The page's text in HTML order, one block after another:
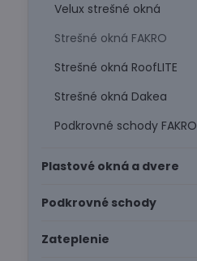
Velux strešné okná
Strešné okná FAKRO
Strešné okná RoofLITE
Strešné okná Dakea
Podkrovné schody FAKRO
Plastové okná a dvere
Podkrovné schody
Zateplenie